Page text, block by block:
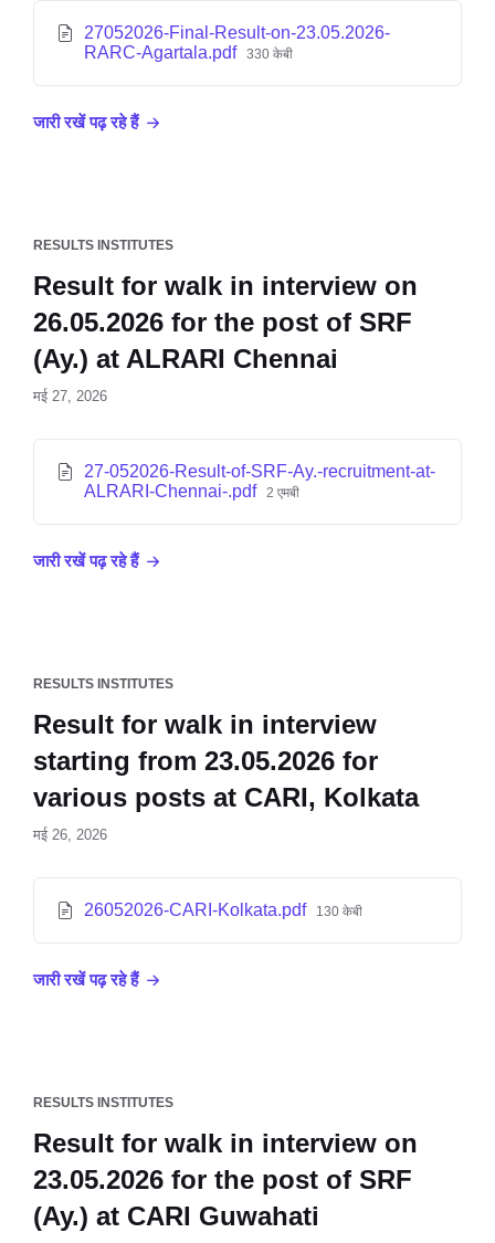
27052026-Final-Result-on-23.05.2026-
RARC-Agartala.pdf 330 केबी
जारी रखें पढ़ रहे हैं
RESULTS INSTITUTES
Result for walk in interview on
26.05.2026 for the post of SRF
(Ay.) at ALRARI Chennai
मई 27, 2026
27-052026-Result-of-SRF-Ay.-recruitment-at-
ALRARI-Chennai-.pdf 2 एमबी
जारी रखें पढ़ रहे हैं
RESULTS INSTITUTES
Result for walk in interview
starting from 23.05.2026 for
various posts at CARI, Kolkata
मई 26, 2026
26052026-CARI-Kolkata.pdf 130 केबी
जारी रखें पढ़ रहे हैं
RESULTS INSTITUTES
Result for walk in interview on
23.05.2026 for the post of SRF
(Ay.) at CARI Guwahati